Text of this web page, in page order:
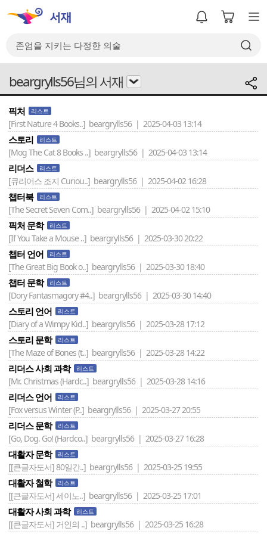
beargrylls56님의 서재
픽처 리스트
[First Nature 4 Books..] beargrylls56 | 2025-04-03 13:14
스토리 리스트
[Mog The Cat 8 Books ..] beargrylls56 | 2025-04-03 13:14
리더스 리스트
[큐리어스 조지 Curiou..] beargrylls56 | 2025-04-02 16:28
챕터북 리스트
[The Secret Seven Com..] beargrylls56 | 2025-04-02 15:10
픽처 문학 리스트
[If You Take a Mouse ..] beargrylls56 | 2025-03-30 20:22
챕터 언어 리스트
[The Great Big Book o..] beargrylls56 | 2025-03-30 18:40
챕터 문학 리스트
[Dory Fantasmagory #4..] beargrylls56 | 2025-03-30 14:40
스토리 언어 리스트
[Diary of a Wimpy Kid..] beargrylls56 | 2025-03-28 17:12
스토리 문학 리스트
[The Maze of Bones (t..] beargrylls56 | 2025-03-28 14:22
리더스 사회 과학 리스트
[Mr. Christmas (Hardc..] beargrylls56 | 2025-03-28 14:16
리더스 언어 리스트
[Fox versus Winter (P..] beargrylls56 | 2025-03-27 20:55
리더스 문학 리스트
[Go, Dog. Go! (Hardco..] beargrylls56 | 2025-03-27 16:28
대활자 문학 리스트
[[큰글자도서] 80일간..] beargrylls56 | 2025-03-25 19:55
대활자 철학 리스트
[[큰글자도서] 세이노..] beargrylls56 | 2025-03-25 17:01
대활자 사회 과학 리스트
[[큰글자도서] 거인의 ..] beargrylls56 | 2025-03-25 16:28